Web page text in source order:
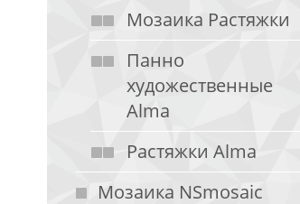
Мозаика Растяжки
Панно
художественные
Alma
Растяжки Alma
Мозаика NSmosaic